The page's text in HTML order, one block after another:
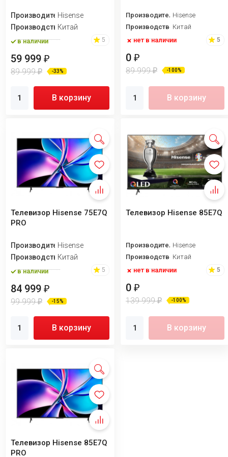
ПроизводительHisense
ПроизводствоКитай
в наличии 5
59 999 ₽
89 999₽ -33%
В корзину
ПроизводительHisense
ПроизводствоКитай
нет в наличии
5
0₽
89 999₽ -100%
В корзину
Телевизор Hisense 75E7Q
PRO
ПроизводительHisense
ПроизводствоКитай
в наличии 5
84 999 ₽
99 999₽ -15%
В корзину
Телевизор Hisense 85E7Q
ПроизводительHisense
ПроизводствоКитай
нет в наличии
5
0₽
139 999₽ -100%
В корзину
Телевизор Hisense 85E7Q
PRO